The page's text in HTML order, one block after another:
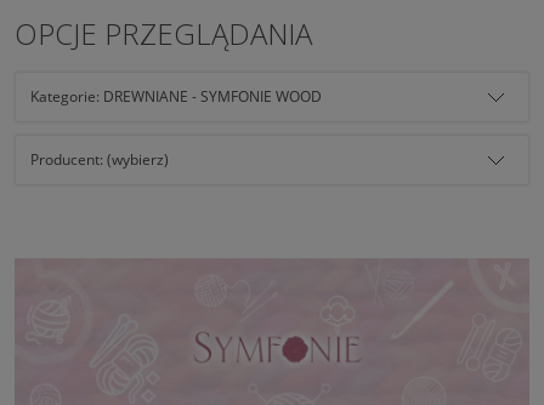
OPCJE PRZEGLĄDANIA
Kategorie: DREWNIANE - SYMFONIE WOOD
Producent: (wybierz)